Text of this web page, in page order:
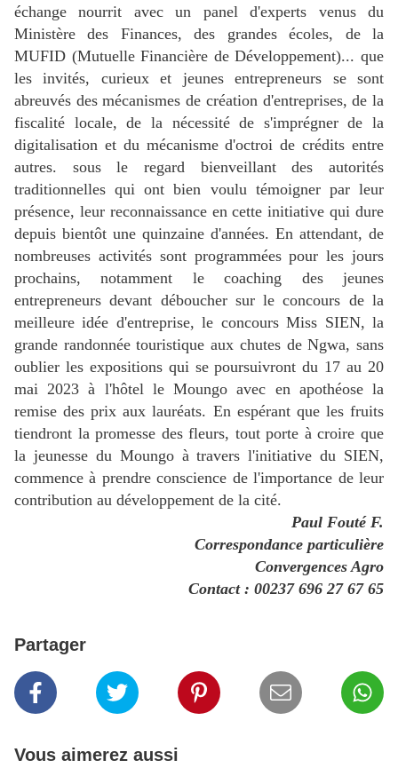
échange nourrit avec un panel d'experts venus du
Ministère des Finances, des grandes écoles, de la
MUFID (Mutuelle Financière de Développement)... que
les invités, curieux et jeunes entrepreneurs se sont
abreuvés des mécanismes de création d'entreprises, de la
fiscalité locale, de la nécessité de s'imprégner de la
digitalisation et du mécanisme d'octroi de crédits entre
autres. sous le regard bienveillant des autorités
traditionnelles qui ont bien voulu témoigner par leur
présence, leur reconnaissance en cette initiative qui dure
depuis bientôt une quinzaine d'années. En attendant, de
nombreuses activités sont programmées pour les jours
prochains, notamment le coaching des jeunes
entrepreneurs devant déboucher sur le concours de la
meilleure idée d'entreprise, le concours Miss SIEN, la
grande randonnée touristique aux chutes de Ngwa, sans
oublier les expositions qui se poursuivront du 17 au 20
mai 2023 à l'hôtel le Moungo avec en apothéose la
remise des prix aux lauréats. En espérant que les fruits
tiendront la promesse des fleurs, tout porte à croire que
la jeunesse du Moungo à travers l'initiative du SIEN,
commence à prendre conscience de l'importance de leur
contribution au développement de la cité.
Paul Fouté F.
Correspondance particulière
Convergences Agro
Contact : 00237 696 27 67 65
Partager
Vous aimerez aussi